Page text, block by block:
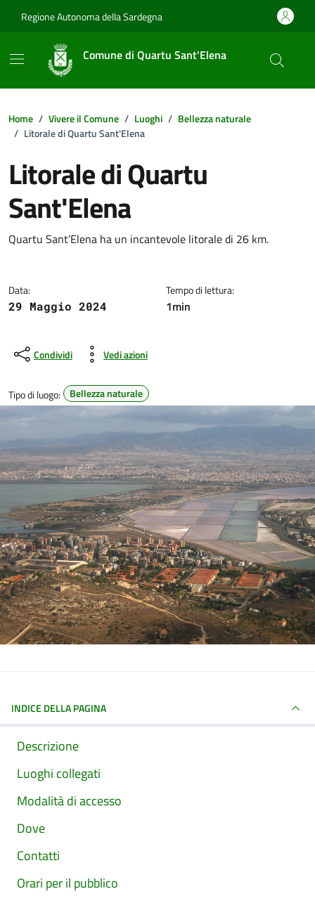
Regione Autonoma della Sardegna
Comune di Quartu Sant'Elena
Home Vivere il Comune Luoghi
Bellezza naturale
Litorale di Quartu Sant'Elena
Litorale di Quartu
Sant'Elena
Dettagli della notizia
Quartu Sant’Elena ha un incantevole litorale di 26 km.
Data:
29 Maggio 2024
Tempo di lettura:
1min
Condividi Vedi azioni
Tipo di luogo: Bellezza naturale
INDICE DELLA PAGINA
Descrizione
Luoghi collegati
Modalità di accesso
Dove
Contatti
Orari per il pubblico